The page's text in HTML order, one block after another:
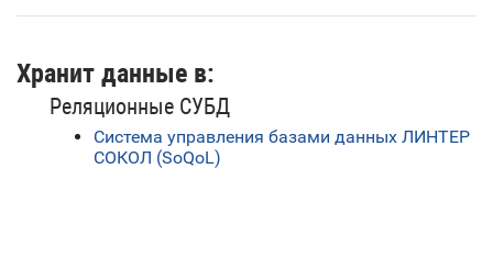
Хранит данные в:
Реляционные СУБД
Система управления базами данных ЛИНТЕР
СОКОЛ (SoQoL)